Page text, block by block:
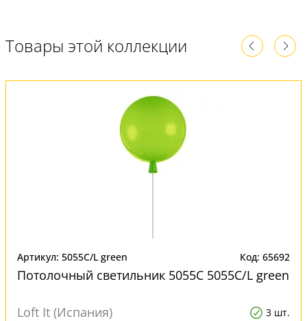
Товары этой коллекции
Артикул: 5055C/L green Код: 65692
Потолочный светильник 5055C 5055C/L green
Loft It (Испания) 3 шт.